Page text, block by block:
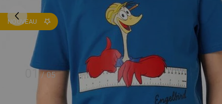
NOUVEAU
01 / 05